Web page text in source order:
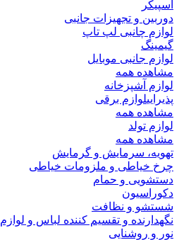
اسپیکر
دوربین و تجهیزات جانبی
لوازم چانبی لپ تاپ
گیمینگ
لوازم جانبی موبایل
مشاهده همه
لوازم آشپزخانه
پذیراییلوازم برقی
مشاهده همه
لوازم تولد
مشاهده همه
تهویه، سرمایش و گرمایش
چرخ خیاطی و ملزومات خیاطی
دستشویی و حمام
دکوراسیون
شستشو و نظافت
نگهدارنده و تقسیم کننده لباس و لوازم
نور و روشنایی